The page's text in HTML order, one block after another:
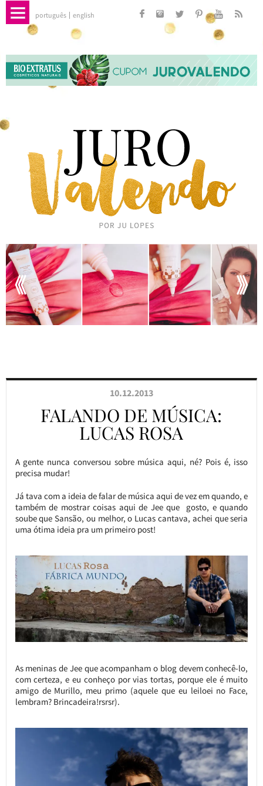
português english
10.12.2013
FALANDO DE MÚSICA:
LUCAS ROSA
A gente nunca conversou sobre música aqui, né? Pois é, isso
precisa mudar!
Já tava com a ideia de falar de música aqui de vez em quando, e
também de mostrar coisas aqui de Jee que gosto, e quando
soube que Sansão, ou melhor, o Lucas cantava, achei que seria
uma ótima ideia pra um primeiro post!
As meninas de Jee que acompanham o blog devem conhecê-lo,
com certeza, e eu conheço por vias tortas, porque ele é muito
amigo de Murillo, meu primo (aquele que eu leiloei no Face,
lembram? Brincadeira!rsrsr).